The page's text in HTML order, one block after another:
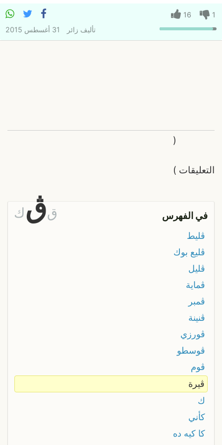
1
16
تأليف زائر 31 أغسطس 2015
التعليقات
(
)
في الفهرس قڨك
ڨليط
ڨليع بوك
ڨليل
ڨماية
ڨمبر
ڨنينة
ڨورزي
ڨوسطو
ڨوم
ڨيرة
ك
كأني
كا كيه ده